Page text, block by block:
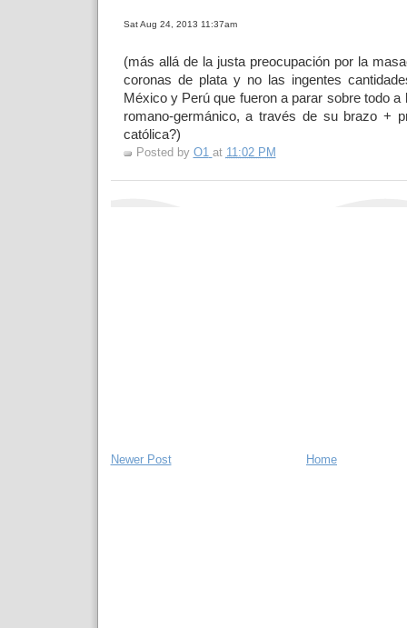
Sat Aug 24, 2013 11:37am
(más allá de la justa preocupación por la
coronas de plata y no las ingentes
México y Perú que fueron a parar sobre todo
romano-germánico, a través de su brazo +
católica?)
Posted by O1 at 11:02 PM
Newer Post Home